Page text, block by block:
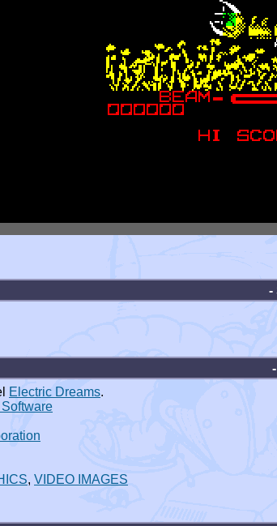
-
Electric Dreams.
Software
, VIDEO IMAGES